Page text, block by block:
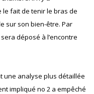
le fait de tenir le bras de
sur son bien-être. Par
déposé à l’encontre
une analyse plus détaillée
impliqué no 2 a empêché